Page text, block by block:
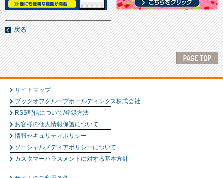
戻る
サイトマップ
ブックオフグループホールディングス株式会社
RSS配信について/登録方法
お客様の個人情報保護について
情報セキュリティポリシー
ソーシャルメディアポリシーについて
カスタマーハラスメントに対する基本方針